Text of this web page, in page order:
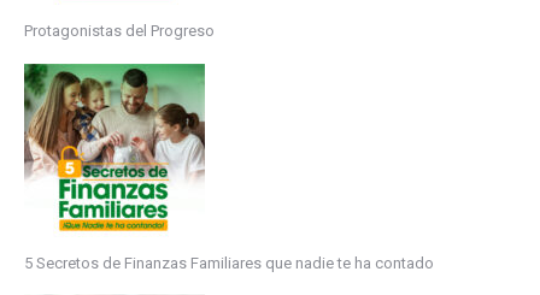
Protagonistas del Progreso
5 Secretos de Finanzas Familiares que nadie te ha contado